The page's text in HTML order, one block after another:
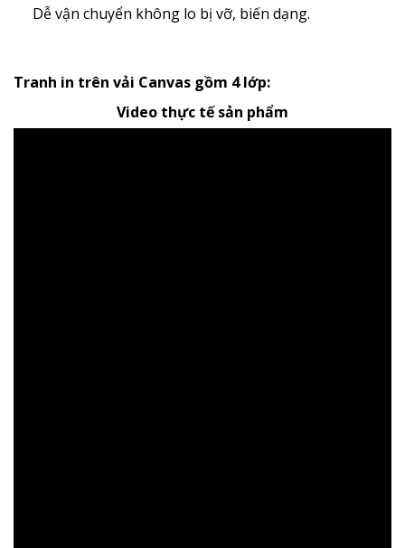
Dễ vận chuyển không lo bị vỡ, biến dạng.
Tranh in trên vải Canvas gồm 4 lớp:
Video thực tế sản phẩm